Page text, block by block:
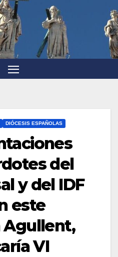
DIÓCESIS ESPAÑOLAS
del
y del IDF
este
Agullent,
VI